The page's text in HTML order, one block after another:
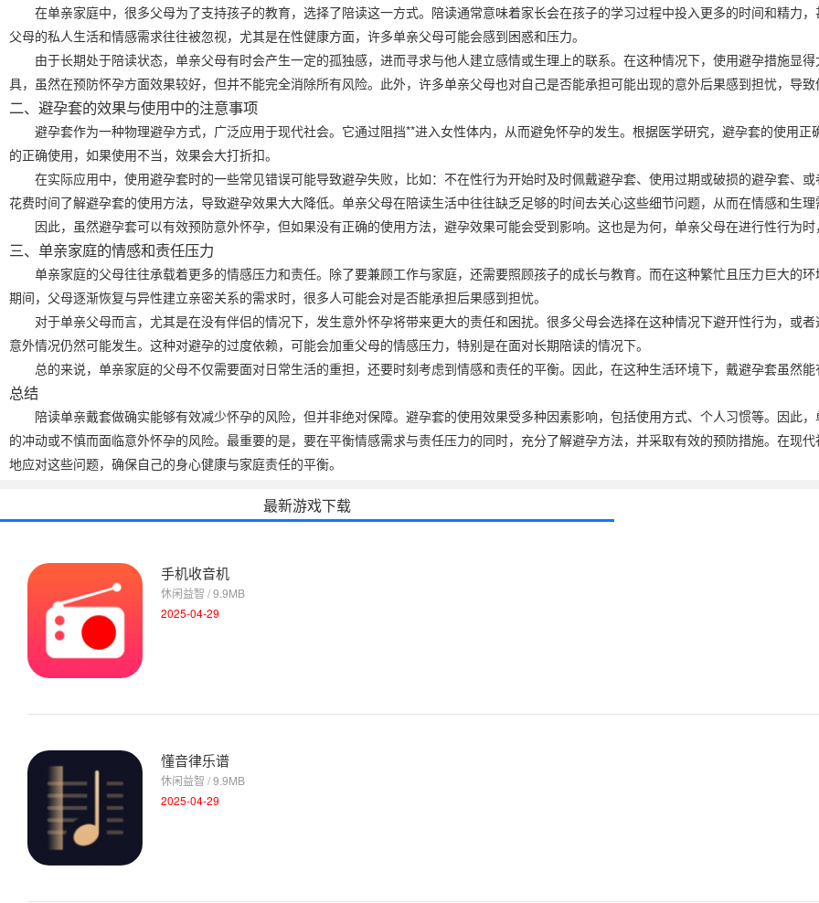
在单亲家庭中，很多父母为了支持孩子的教育，选择了陪读这一方式。陪读通常意味着家长会在孩子的学习过程中投入更多的时间和精力
父母的私人生活和情感需求往往被忽视，尤其是在性健康方面，许多单亲父母可能会感到困惑和压力。
由于长期处于陪读状态，单亲父母有时会产生一定的孤独感，进而寻求与他人建立感情或生理上的联系。在这种情况下，使用避孕措施显
具，虽然在预防怀孕方面效果较好，但并不能完全消除所有风险。此外，许多单亲父母也对自己是否能承担可能出现的意外后果感到担忧，导致
二、避孕套的效果与使用中的注意事项
避孕套作为一种物理避孕方式，广泛应用于现代社会。它通过阻挡**进入女性体内，从而避免怀孕的发生。根据医学研究，避孕套的使用
的正确使用，如果使用不当，效果会大打折扣。
在实际应用中，使用避孕套时的一些常见错误可能导致避孕失败，比如：不在性行为开始时及时佩戴避孕套、使用过期或破损的避孕套、
花费时间了解避孕套的使用方法，导致避孕效果大大降低。单亲父母在陪读生活中往往缺乏足够的时间去关心这些细节问题，从而在情感和生理
因此，虽然避孕套可以有效预防意外怀孕，但如果没有正确的使用方法，避孕效果可能会受到影响。这也是为何，单亲父母在进行性行为
三、单亲家庭的情感和责任压力
单亲家庭的父母往往承载着更多的情感压力和责任。除了要兼顾工作与家庭，还需要照顾孩子的成长与教育。而在这种繁忙且压力巨大的
期间，父母逐渐恢复与异性建立亲密关系的需求时，很多人可能会对是否能承担后果感到担忧。
对于单亲父母而言，尤其是在没有伴侣的情况下，发生意外怀孕将带来更大的责任和困扰。很多父母会选择在这种情况下避开性行为，或
意外情况仍然可能发生。这种对避孕的过度依赖，可能会加重父母的情感压力，特别是在面对长期陪读的情况下。
总的来说，单亲家庭的父母不仅需要面对日常生活的重担，还要时刻考虑到情感和责任的平衡。因此，在这种生活环境下，戴避孕套虽然
总结
陪读单亲戴套做确实能够有效减少怀孕的风险，但并非绝对保障。避孕套的使用效果受多种因素影响，包括使用方式、个人习惯等。因此
的冲动或不慎而面临意外怀孕的风险。最重要的是，要在平衡情感需求与责任压力的同时，充分了解避孕方法，并采取有效的预防措施。在现
地应对这些问题，确保自己的身心健康与家庭责任的平衡。
最新游戏下载
手机收音机
休闲益智 / 9.9MB
2025-04-29
懂音律乐谱
休闲益智 / 9.9MB
2025-04-29